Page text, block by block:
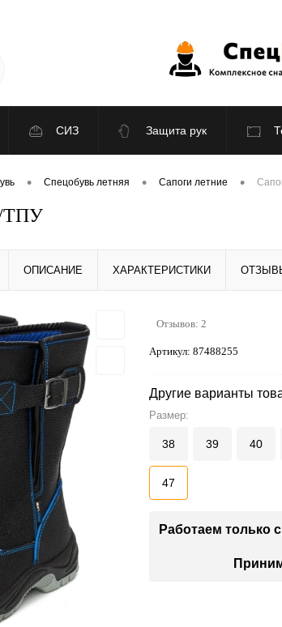
СИЗ Защита рук
По отраслям
• Спецобувь летняя • Сапоги летние •
ТПУ
ОПИСАНИЕ ХАРАКТЕРИСТИКИ
Отзывов: 2
Артикул: 87488255
Другие варианты
Размер:
38 39 40
47
Работаем только